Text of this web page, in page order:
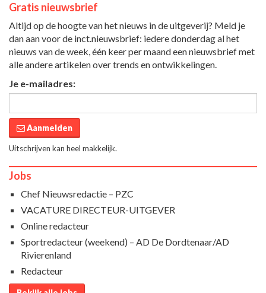
Gratis nieuwsbrief
Altijd op de hoogte van het nieuws in de uitgeverij? Meld je
dan aan voor de inct.nieuwsbrief: iedere donderdag al het
nieuws van de week, één keer per maand een nieuwsbrief met
alle andere artikelen over trends en ontwikkelingen.
Je e-mailadres:
Aanmelden
Uitschrijven kan heel makkelijk.
Jobs
Chef Nieuwsredactie – PZC
VACATURE DIRECTEUR-UITGEVER
Online redacteur
Sportredacteur (weekend) – AD De Dordtenaar/AD
Rivierenland
Redacteur